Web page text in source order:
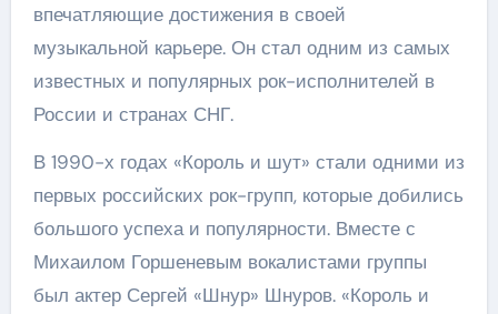
впечатляющие достижения в своей
музыкальной карьере. Он стал одним из самых
известных и популярных рок-исполнителей в
России и странах СНГ.
В 1990-х годах «Король и шут» стали одними из
первых российских рок-групп, которые добились
большого успеха и популярности. Вместе с
Михаилом Горшеневым вокалистами группы
был актер Сергей «Шнур» Шнуров. «Король и